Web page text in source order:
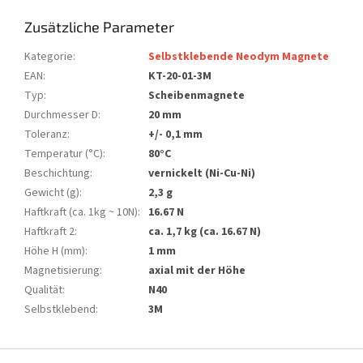
Zusätzliche Parameter
Kategorie:
Selbstklebende Neodym Magnete
EAN:
KT-20-01-3M
Typ:
Scheibenmagnete
Durchmesser D:
20 mm
Toleranz:
+/- 0,1 mm
Temperatur (°C):
80°C
Beschichtung:
vernickelt (Ni-Cu-Ni)
Gewicht (g):
2,3 g
Haftkraft (ca. 1kg ~ 10N): 16.67 N
Haftkraft 2:
ca. 1,7 kg (ca. 16.67 N)
Höhe H (mm):
1 mm
Magnetisierung:
axial mit der Höhe
Qualität:
N40
Selbstklebend: 3M